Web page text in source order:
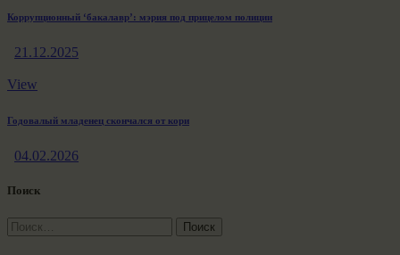
Коррупционный ‘бакалавр’: мэрия под прицелом полиции
21.12.2025
View
Годовалый младенец скончался от кори
04.02.2026
Поиск
Найти: